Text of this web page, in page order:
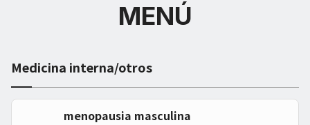
MENÚ
Medicina interna/otros
menopausia masculina